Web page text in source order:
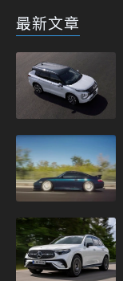
最新文章